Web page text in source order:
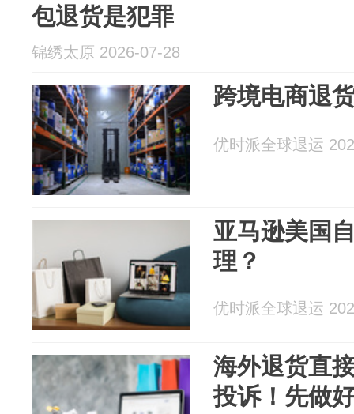
包退货是犯罪
锦绣太原 2026-07-28
跨境电商退
优时派全球退运
亚马逊美国
理？
优时派全球退运
海外退货直
投诉！先做